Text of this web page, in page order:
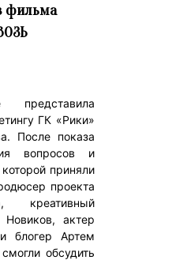
фильма
ГК «Рики»
После показа
вопросов и
приняли
проекта
креативный
актер
блогер Артем
обсудить